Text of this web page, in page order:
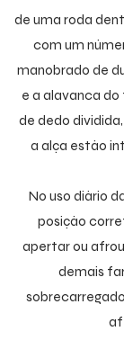
de uma roda
com um
manobrado de
e a alavanca
de dedo
a alça estão
No uso diário
posição
apertar ou
demais